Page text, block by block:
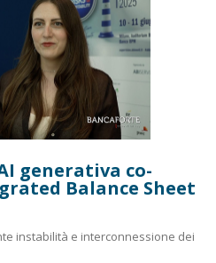
generativa co-
Balance Sheet
instabilità e interconnessione dei